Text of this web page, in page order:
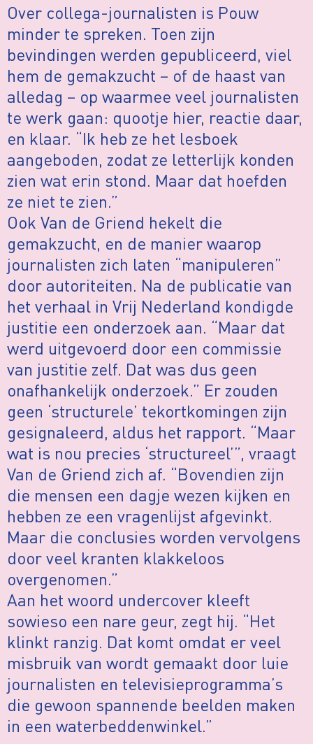
Over collega-journalisten is Pouw
minder te spreken. Toen zijn
bevindingen werden gepubliceerd, viel
hem de gemakzucht – of de haast van
alledag – op waarmee veel journalisten
te werk gaan: quootje hier, reactie daar,
en klaar. “Ik heb ze het lesboek
aangeboden, zodat ze letterlijk konden
zien wat erin stond. Maar dat hoefden
ze niet te zien.”
Ook Van de Griend hekelt die
gemakzucht, en de manier waarop
journalisten zich laten “manipuleren”
door autoriteiten. Na de publicatie van
het verhaal in Vrij Nederland kondigde
justitie een onderzoek aan. “Maar dat
werd uitgevoerd door een commissie
van justitie zelf. Dat was dus geen
onafhankelijk onderzoek.” Er zouden
geen ‘structurele’ tekortkomingen zijn
gesignaleerd, aldus het rapport. “Maar
wat is nou precies ‘structureel’”, vraagt
Van de Griend zich af. “Bovendien zijn
die mensen een dagje wezen kijken en
hebben ze een vragenlijst afgevinkt.
Maar die conclusies worden vervolgens
door veel kranten klakkeloos
overgenomen.”
Aan het woord undercover kleeft
sowieso een nare geur, zegt hij. “Het
klinkt ranzig. Dat komt omdat er veel
misbruik van wordt gemaakt door luie
journalisten en televisieprogramma’s
die gewoon spannende beelden maken
in een waterbeddenwinkel.”